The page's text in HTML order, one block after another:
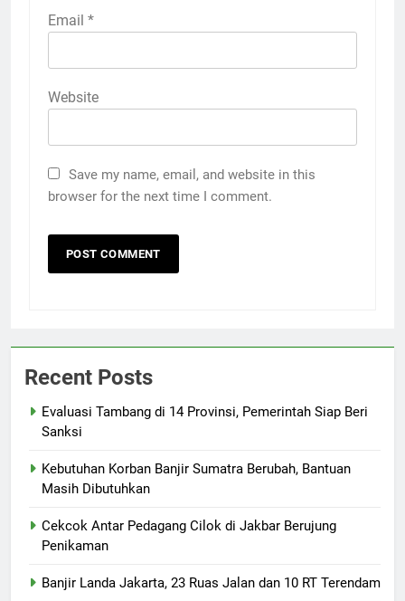
Email *
Website
Save my name, email, and website in this
browser for the next time I comment.
Recent Posts
Evaluasi Tambang di 14 Provinsi, Pemerintah Siap Beri
Sanksi
Kebutuhan Korban Banjir Sumatra Berubah, Bantuan
Masih Dibutuhkan
Cekcok Antar Pedagang Cilok di Jakbar Berujung
Penikaman
Banjir Landa Jakarta, 23 Ruas Jalan dan 10 RT Terendam